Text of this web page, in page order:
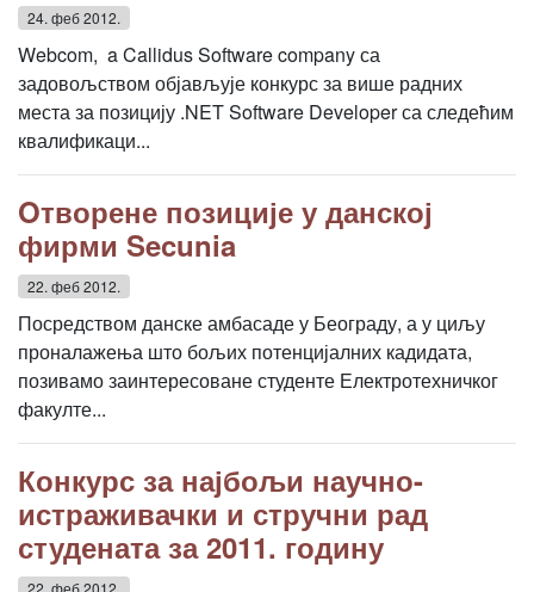
24. феб 2012.
Webcom, a Callidus Software company са
задовољством објављује конкурс за више радних
места за позицију .NET Software Developer са следећим
квалификаци...
Oтворене позиције у данској
фирми Secunia
22. феб 2012.
Посредством данске амбасаде у Београду, а у циљу
проналажења што бољих потенцијалних кадидата,
позивамо заинтересоване студенте Електротехничког
факулте...
Конкурс за најбољи научно-
истраживачки и стручни рад
студената за 2011. годину
22. феб 2012.